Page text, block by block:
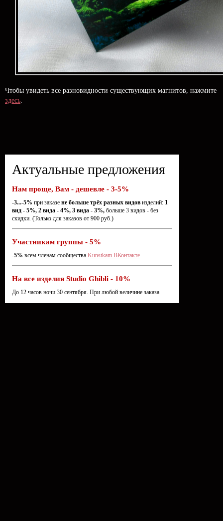
Чтобы увидеть все разновидности существующих магнитов, нажмите
здесь.
Актуальные предложения
Нам проще, Вам - дешевле - 3-5%
-3...-5% при заказе не больше трёх разных видов изделий: 1
вид - 5%, 2 вида - 4%, 3 вида - 3%, больше 3 видов - без
скидки. (Только для заказов от 900 руб.)
Участникам группы - 5%
-5% всем членам сообщества Kunstkam ВКонтакте
На все изделия Studio Ghibli - 10%
До 12 часов ночи 30 сентября. При любой величине заказа